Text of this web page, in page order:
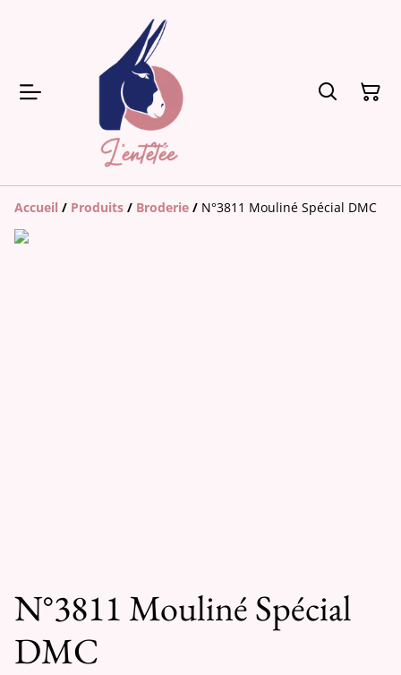
Accueil / Produits / Broderie / N°3811 Mouliné Spécial DMC
N°3811 Mouliné Spécial
DMC